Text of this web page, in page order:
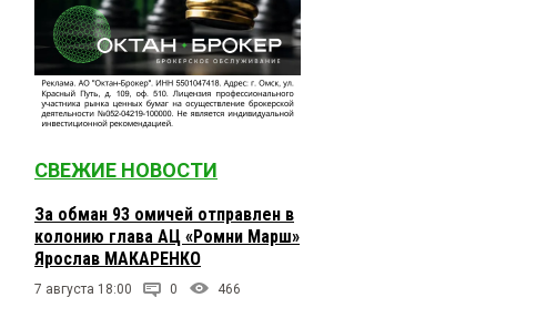
СВЕЖИЕ НОВОСТИ
За обман 93 омичей отправлен в
колонию глава АЦ «Ромни Марш»
Ярослав МАКАРЕНКО
7 августа 18:00 0 466